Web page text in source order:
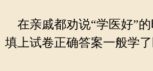
在亲戚都劝说“学医好”的
填上试卷正确答案一般学